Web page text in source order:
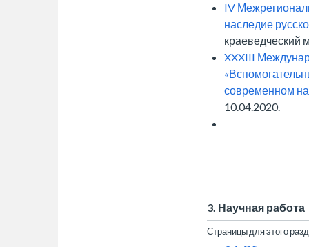
IV
наследие
краеведческий
XXXIII
современном
10.04.2020.
3. Научная работа
Страницы для этого